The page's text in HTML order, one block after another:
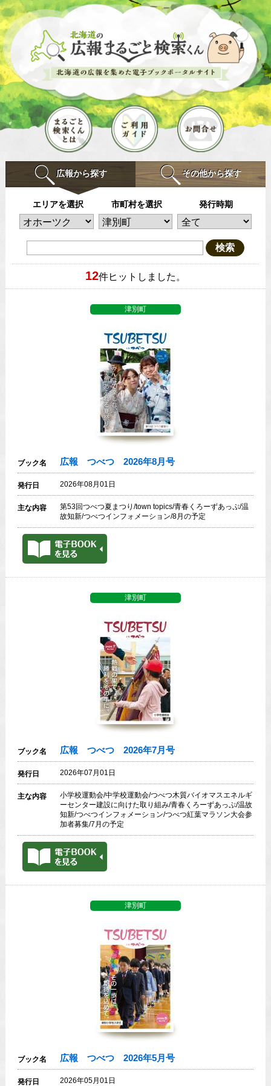
広報から探す その他から探す
エリアを選択 市町村を選択 発行時期
検索
12件ヒットしました。
津別町
ブック名 広報 つべつ 2026年8月号
発行日 2026年08月01日
主な内容
第53回つべつ夏まつり/town topics/青春くろーずあっぷ/温
故知新/つべつインフォメーション/8月の予定
津別町
ブック名 広報 つべつ 2026年7月号
発行日 2026年07月01日
主な内容
小学校運動会/中学校運動会/つべつ木質バイオマスエネルギ
ーセンター建設に向けた取り組み/青春くろーずあっぷ/温故
知新/つべつインフォメーション/つべつ紅葉マラソン大会参
加者募集/7月の予定
津別町
ブック名 広報 つべつ 2026年5月号
発行日 2026年05月01日